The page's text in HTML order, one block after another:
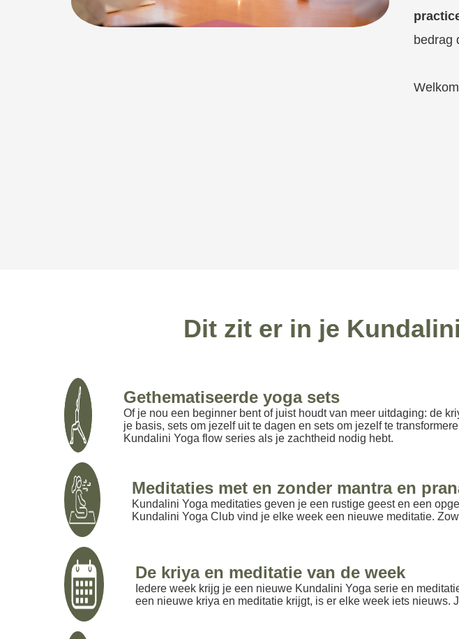
bedrag
Dit zit er in je
Gethematiseerde yoga sets
Of je nou een beginner bent of juist houdt van meer uitdaging: de
je basis, sets om jezelf uit te dagen en sets om jezelf te
Kundalini Yoga flow series als je zachtheid nodig hebt.
Meditaties met en zonder mantra en
Kundalini Yoga meditaties geven je een rustige geest en een
Kundalini Yoga Club vind je elke week een nieuwe meditatie.
De kriya en meditatie van de week
Iedere week krijg je een nieuwe Kundalini Yoga serie en
een nieuwe kriya en meditatie krijgt, is er elke week iets nieuws.